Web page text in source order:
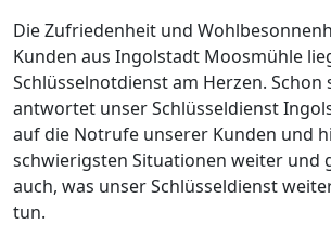
Die Zufriedenheit und
Kunden aus Ingolstadt Moosmühle
Schlüsselnotdienst am Herzen. Schon
antwortet unser Schlüsseldienst
auf die Notrufe unserer Kunden und
schwierigsten Situationen weiter und
auch, was unser Schlüsseldienst
tun.